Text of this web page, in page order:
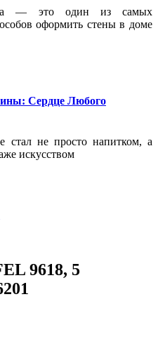
— это один из самых
оформить стены в доме
Сердце Любого
стал не просто напитком, а
искусством
9618, 5